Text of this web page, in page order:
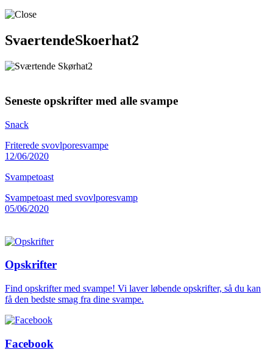
SvaertendeSkoerhat2
Seneste opskrifter med alle svampe
Snack
Friterede svovlporesvampe
12/06/2020
Svampetoast
Svampetoast med svovlporesvamp
05/06/2020
Opskrifter
Find opskrifter med svampe! Vi laver løbende opskrifter, så du kan
få den bedste smag fra dine svampe.
Facebook